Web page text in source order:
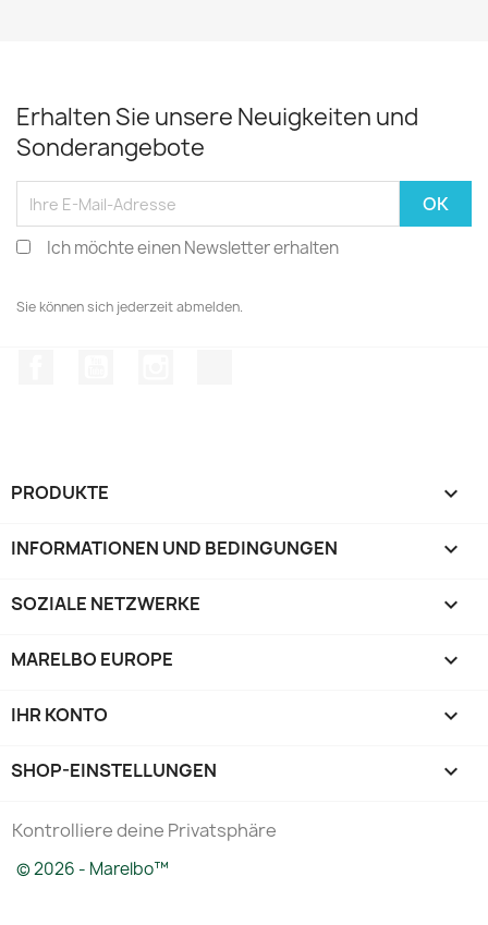
Erhalten Sie unsere Neuigkeiten und
Sonderangebote
Ich möchte einen Newsletter erhalten
Sie können sich jederzeit abmelden.
PRODUKTE 
INFORMATIONEN UND BEDINGUNGEN 
SOZIALE NETZWERKE 
MARELBO EUROPE 
IHR KONTO 
SHOP-EINSTELLUNGEN keyboard_arrow_down
Kontrolliere deine Privatsphäre
© 2026 - Marelbo™